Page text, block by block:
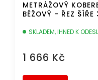
METRÁŽOVÝ
BÉŽOVÝ - ŘEZ
SKLADEM, IHNED K
1 666 Kč